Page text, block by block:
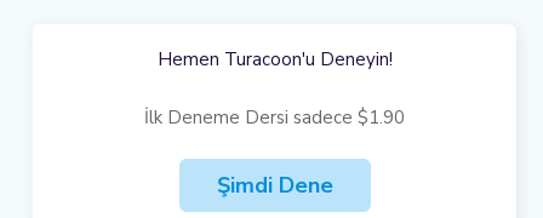
Hemen Turacoon'u Deneyin!
İlk Deneme Dersi sadece $1.90
Şimdi Dene